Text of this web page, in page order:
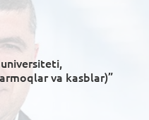
va kasblar)”